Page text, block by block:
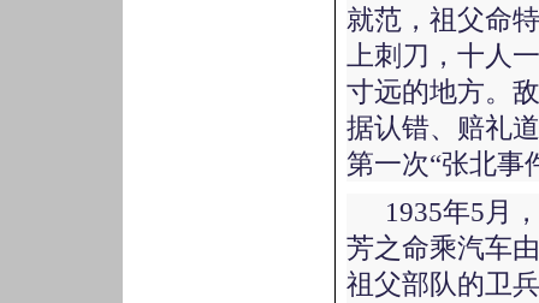
就范，祖父命
上刺刀，十人
寸远的地方。
据认错、赔礼
第一次“张北事
1935年5月
芳之命乘汽车
祖父部队的卫